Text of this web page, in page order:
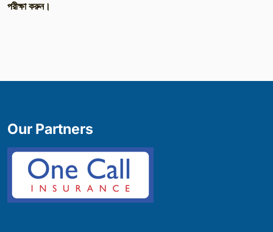
পরীক্ষা করুন।
Our Partners